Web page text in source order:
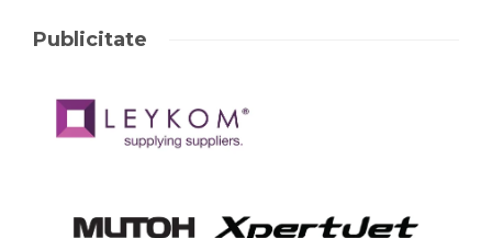
Publicitate